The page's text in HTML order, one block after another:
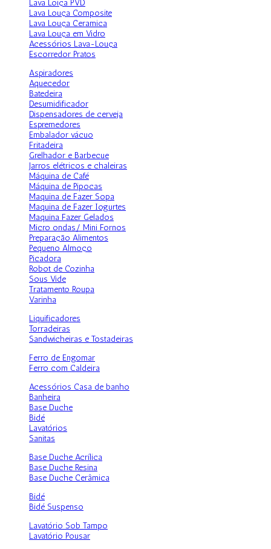
Lava Loiça PVD
Lava Louça Composite
Lava Louça Ceramica
Lava Louça em Vidro
Acessórios Lava-Louça
Escorredor Pratos
Aspiradores
Aquecedor
Batedeira
Desumidificador
Dispensadores de cerveja
Espremedores
Embalador vácuo
Fritadeira
Grelhador e Barbecue
Jarros elétricos e chaleiras
Máquina de Café
Máquina de Pipocas
Maquina de Fazer Sopa
Maquina de Fazer Iogurtes
Maquina Fazer Gelados
Micro ondas/ Mini Fornos
Preparação Alimentos
Pequeno Almoço
Picadora
Robot de Cozinha
Sous Vide
Tratamento Roupa
Varinha
Liquificadores
Torradeiras
Sandwicheiras e Tostadeiras
Ferro de Engomar
Ferro com Caldeira
Acessórios Casa de banho
Banheira
Base Duche
Bidé
Lavatórios
Sanitas
Base Duche Acrílica
Base Duche Resina
Base Duche Cerâmica
Bidé
Bidé Suspenso
Lavatório Sob Tampo
Lavatório Pousar